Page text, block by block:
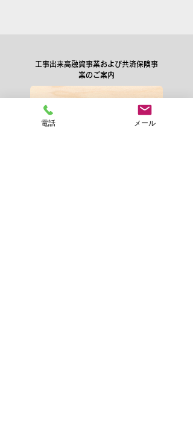
工事出来高融資事業および共済保険事
業のご案内
電話 メール